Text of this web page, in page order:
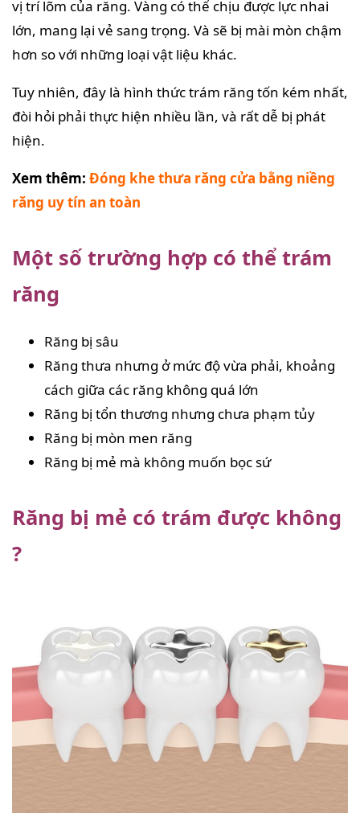
vị trí lõm của răng. Vàng có thể chịu được lực nhai
lớn, mang lại vẻ sang trọng. Và sẽ bị mài mòn chậm
hơn so với những loại vật liệu khác.
Tuy nhiên, đây là hình thức trám răng tốn kém nhất,
đòi hỏi phải thực hiện nhiều lần, và rất dễ bị phát
hiện.
Xem thêm: Đóng khe thưa răng cửa bằng niềng
răng uy tín an toàn
Một số trường hợp có thể trám
răng
Răng bị sâu
Răng thưa nhưng ở mức độ vừa phải, khoảng
cách giữa các răng không quá lớn
Răng bị tổn thương nhưng chưa phạm tủy
Răng bị mòn men răng
Răng bị mẻ mà không muốn bọc sứ
Răng bị mẻ có trám được không
?